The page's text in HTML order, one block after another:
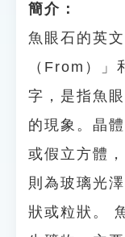
遊戲專區
貓頭鷹博士
簡介：
魚眼石的英
（From）
字，是指魚
的現象。晶
或假立方體
則為玻璃光
狀或粒狀。